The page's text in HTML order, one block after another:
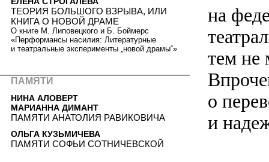
на
тем не
о
и
ТЕОРИЯ БОЛЬШОГО ВЗРЫВА, ИЛИ
КНИГА О НОВОЙ ДРАМЕ
О книге М. Липовецкого и Б. Боймерс
«Перформансы насилия: Литературные
и театральные эксперименты „новой драмы“»
ПАМЯТИ
НИНА АЛОВЕРТ
МАРИАННА ДИМАНТ
ПАМЯТИ АНАТОЛИЯ РАВИКОВИЧА
ОЛЬГА КУЗЬМИЧЕВА
ПАМЯТИ СОФЬИ СОТНИЧЕВСКОЙ